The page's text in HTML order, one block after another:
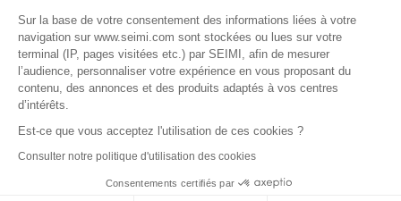
adresse : 75 Rue Amiral Troude,
29200 Brest FRANCE
SEIMI, UNE ENTREPRISE CERTIFIÉE, ENGAGÉE ET
LABELLISÉE
Sur la base de votre consentement des informations liées à votre
navigation sur www.seimi.com sont stockées ou lues sur votre
terminal (IP, pages visitées etc.) par SEIMI, afin de mesurer
l’audience, personnaliser votre expérience en vous proposant du
contenu, des annonces et des produits adaptés à vos centres
d’intérêts.
Est-ce que vous acceptez l'utilisation de ces cookies ?
Consulter notre politique d'utilisation des cookies
Consentements certifiés par